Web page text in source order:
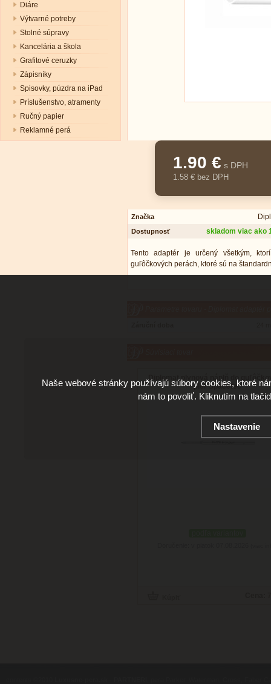
Diáre
Výtvarné potreby
Stolné súpravy
Kancelária a škola
Grafitové ceruzky
Zápisníky
Spisovky, púzdra na iPad
Príslušenstvo, atramenty
Ručný papier
Reklamné perá
1.90 € s DPH
1.58 € bez DPH
Značka
Dostupnosť skladom viac ako
Tento adaptér je určený všetkým,
guľôčkových perách, ktoré sú na
Diplomat plynová náplň do
pier Spacetec
Naše webové stránky používajú súbory cookies, ktoré
nám to povoliť. Kliknutím na
Nastavenie